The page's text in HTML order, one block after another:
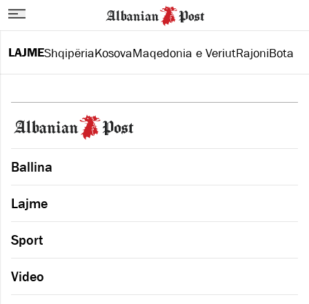
LAJMEShqipëriaKosovaMaqedonia e VeriutRajoniBota
Ballina
Lajme
Sport
Video